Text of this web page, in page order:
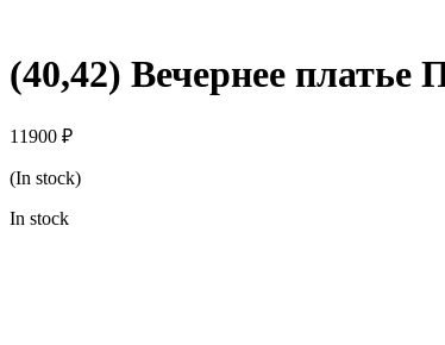
(40,42) Вечернее платье
11900 ₽
(In stock)
In stock